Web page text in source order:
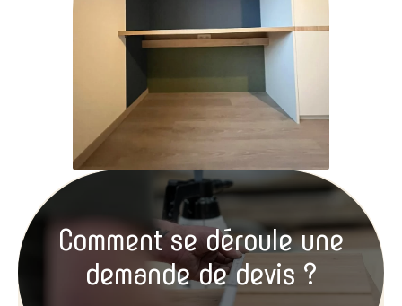
Comment se déroule une
demande de devis ?